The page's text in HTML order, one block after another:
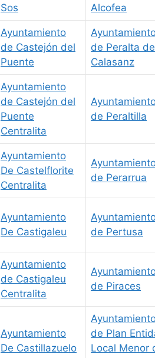
Sos
Alcofea
Ayuntamiento
de Castejón del
Puente
de Peralta de
Calasanz
Ayuntamiento
de Castejón del
Puente
Centralita
de Peraltilla
Ayuntamiento
De Castelflorite
Centralita
de Perarrua
Ayuntamiento
De Castigaleu
de Pertusa
Ayuntamiento
de Castigaleu
Centralita
de Piraces
Ayuntamiento
De Castillazuelo
de Plan
Local Menor